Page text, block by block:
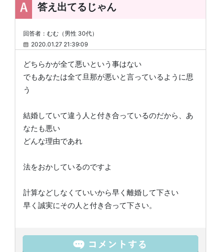
答え出てるじゃん
回答者：むむ（男性 30代）
2020.01.27 21:39:09
どちらかが全て悪いという事はない
でもあなたは全て旦那が悪いと言っているように思
う
結婚していて違う人と付き合っているのだから、あ
なたも悪い
どんな理由であれ
法をおかしているのですよ
計算などしなくていいから早く離婚して下さい
早く誠実にその人と付き合って下さい。